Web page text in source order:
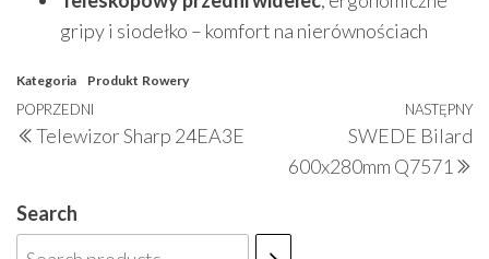
gripy i siodełko – komfort na nierównościach
Kategoria Produkt Rowery
Nawigacja
wpisu
Poprzedni
wpis
POPRZEDNI
Telewizor Sharp 24EA3E
NASTĘPNY
SWEDE Bilard
600x280mm Q7571
Search